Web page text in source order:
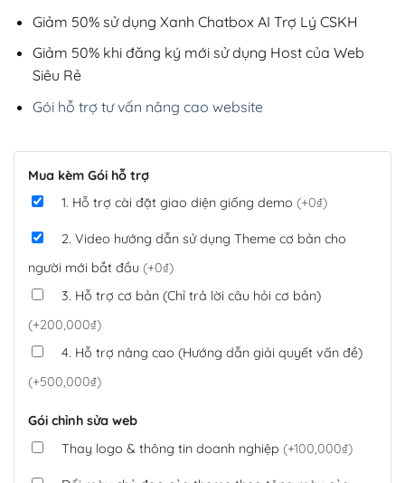
Giảm 50% sử dụng Xanh Chatbox AI Trợ Lý CSKH
Giảm 50% khi đăng ký mới sử dụng Host của Web
Siêu Rẻ
Gói hỗ trợ tư vấn nâng cao website
Mua kèm Gói hỗ trợ
1. Hỗ trợ cài đặt giao diện giống demo (+0₫)
2. Video hướng dẫn sử dụng Theme cơ bản cho
người mới bắt đầu (+0₫)
3. Hỗ trợ cơ bản (Chỉ trả lời câu hỏi cơ bản)
(+200,000₫)
4. Hỗ trợ nâng cao (Hướng dẫn giải quyết vấn đề)
(+500,000₫)
Gói chỉnh sửa web
Thay logo & thông tin doanh nghiệp (+100,000₫)